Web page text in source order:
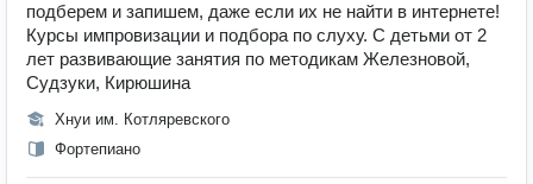
подберем и запишем, даже если их не найти в интернете!
Курсы импровизации и подбора по слуху. С детьми от 2
лет развивающие занятия по методикам Железновой,
Судзуки, Кирюшина
Хнуи им. Котляревского
Фортепиано